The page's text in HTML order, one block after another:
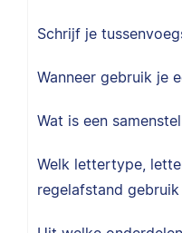
Schrijf je
Wanneer gebruik je
Wat is een
Welk lettertype,
regelafstand